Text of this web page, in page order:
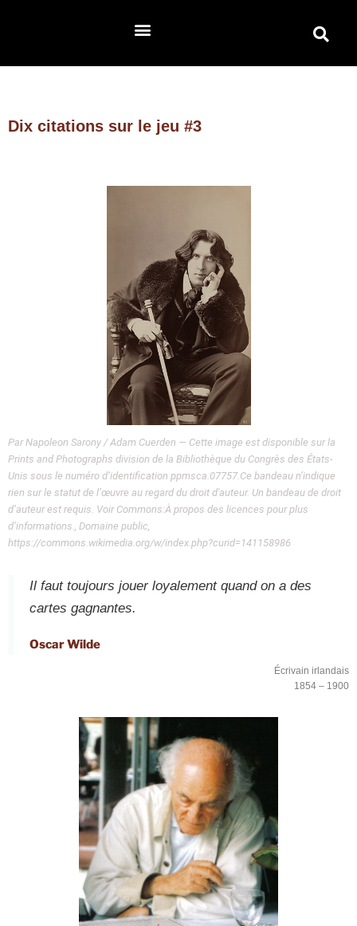
Dix citations sur le jeu #3
Par Napoleon Sarony / Adam Cuerden — Cette image est disponible sur la
Prints and Photographs division de la Bibliothèque du Congrès des États-
Unis sous le numéro d’identification ppmsca.07757.Ce bandeau n’indique
rien sur le statut de l’œuvre au regard du droit d'auteur. Un bandeau de droit
d’auteur est requis. Voir Commons:À propos des licences pour plus
d’informations., Domaine public,
https://commons.wikimedia.org/w/index.php?curid=141158986
Il faut toujours jouer loyalement quand on a des
cartes gagnantes.
Oscar Wilde
Écrivain irlandais
1854 – 1900